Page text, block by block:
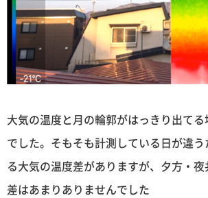
大気の温度と月の輪郭がはっきり出て
でした。そもそも計測している日が違
る大気の温度差がありますが、夕方・
差はあまりありませんでした